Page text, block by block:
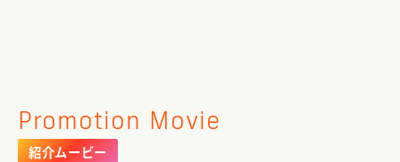
Promotion Movie
紹介ムービー